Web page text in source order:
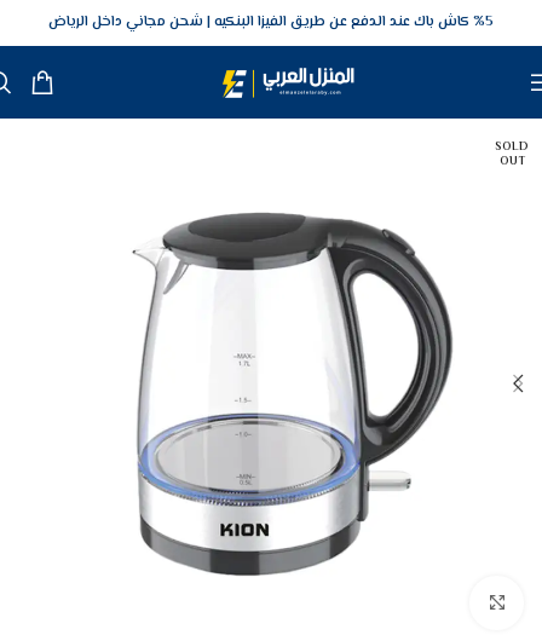
5‎% كاش باك عند الدفع عن طريق الفيزا البنكيه شحن مجاني داخل الرياض
SOLD
OUT